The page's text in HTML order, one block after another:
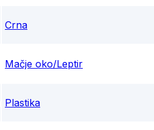
Crna
Mačje oko/Leptir
Plastika